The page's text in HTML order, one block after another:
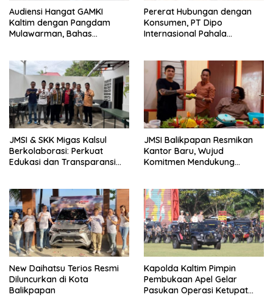
Audiensi Hangat GAMKI
Kaltim dengan Pangdam
Mulawarman, Bahas
Pererat Hubungan dengan
Konsumen, PT Dipo
Internasional Pahala
Fuso
JMSI & SKK Migas Kalsul
Berkolaborasi: Perkuat
Edukasi dan Transparansi
JMSI Balikpapan Resmikan
Kantor Baru, Wujud
Komitmen Mendukung
New Daihatsu Terios Resmi
Diluncurkan di Kota
Balikpapan
Kapolda Kaltim Pimpin
Pembukaan Apel Gelar
Pasukan Operasi Ketupat